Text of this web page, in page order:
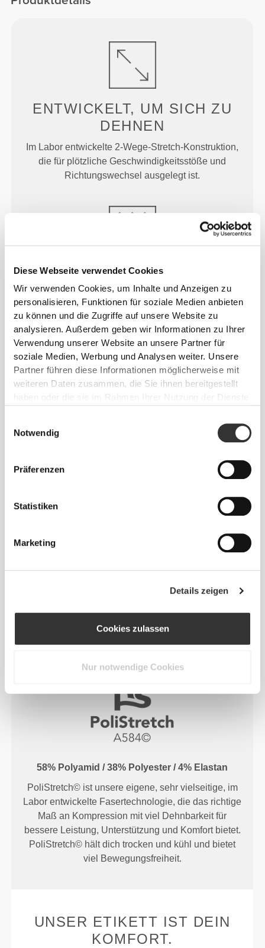
Diese Webseite verwendet Cookies
Wir verwenden Cookies, um Inhalte und Anzeigen zu
personalisieren, Funktionen für soziale Medien anbieten
zu können und die Zugriffe auf unsere Website zu
analysieren. Außerdem geben wir Informationen zu Ihrer
Verwendung unserer Website an unsere Partner für
soziale Medien, Werbung und Analysen weiter. Unsere
Partner führen diese Informationen möglicherweise mit
weiteren Daten zusammen, die Sie ihnen bereitgestellt
haben oder die sie im Rahmen Ihrer Nutzung der Dienste
Notwendig
Präferenzen
Statistiken
Marketing
Details zeigen
Cookies zulassen
Nur notwendige Cookies
ENTWICKELT, UM SICH ZU
DEHNEN
Im Labor entwickelte 2-Wege-Stretch-Konstruktion,
die für plötzliche Geschwindigkeitsstöße und
Richtungswechsel ausgelegt ist.
MEHR ALSDAS AUGE
FASSEN KANN
Speziell entwickelte Fasertechnologie mit
feuchtigkeitsableitenden Eigenschaften, die dir
helfen, trocken und bequem zu bleiben.
ENTWICKELT MITREVOKNIT
leistungsstarke, hautähnliche Kleidungsstücke mit
leistet mehr, fühlt sich besser an und ist
FASERTECHNOLOGIE
58% Polyamid / 38% Polyester / 4% Elastan
PoliStretch© ist unsere eigene, sehr vielseitige, im
Labor entwickelte Fasertechnologie, die das richtige
Maß an Kompression mit viel Dehnbarkeit für
bessere Leistung, Unterstützung und Komfort bietet.
PoliStretch© hält dich trocken und kühl und bietet
viel Bewegungsfreiheit.
UNSER ETIKETT IST DEIN
KOMFORT.